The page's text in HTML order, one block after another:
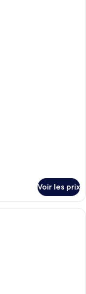
Voir les prix